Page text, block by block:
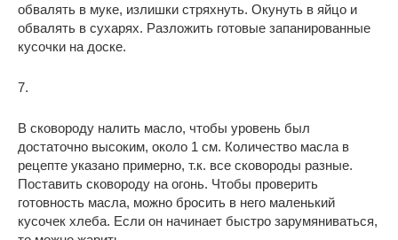
обвалять в муке, излишки стряхнуть. Окунуть в яйцо и
обвалять в сухарях. Разложить готовые запанированные
кусочки на доске.
7.
В сковороду налить масло, чтобы уровень был
достаточно высоким, около 1 см. Количество масла в
рецепте указано примерно, т.к. все сковороды разные.
Поставить сковороду на огонь. Чтобы проверить
готовность масла, можно бросить в него маленький
кусочек хлеба. Если он начинает быстро зарумяниваться,